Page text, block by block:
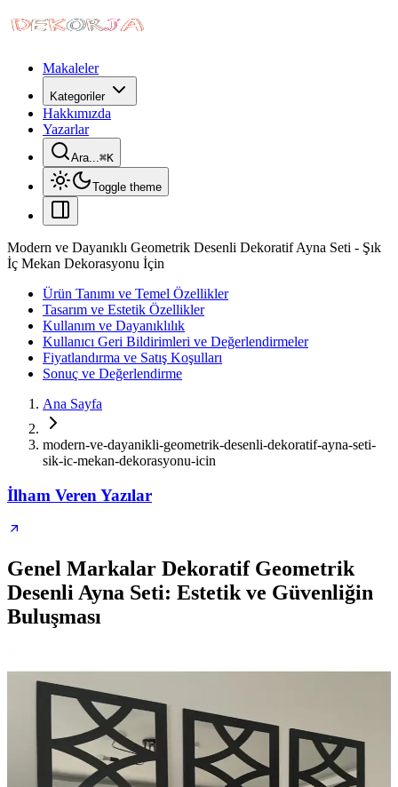
Makaleler
Kategoriler
Hakkımızda
Yazarlar
Ara...⌘K
Toggle theme
Modern ve Dayanıklı Geometrik Desenli Dekoratif Ayna Seti - Şık
İç Mekan Dekorasyonu İçin
Ürün Tanımı ve Temel Özellikler
Tasarım ve Estetik Özellikler
Kullanım ve Dayanıklılık
Kullanıcı Geri Bildirimleri ve Değerlendirmeler
Fiyatlandırma ve Satış Koşulları
Sonuç ve Değerlendirme
Ana Sayfa
modern-ve-dayanikli-geometrik-desenli-dekoratif-ayna-seti-
sik-ic-mekan-dekorasyonu-icin
İlham Veren Yazılar
Genel Markalar Dekoratif Geometrik
Desenli Ayna Seti: Estetik ve Güvenliğin
Buluşması